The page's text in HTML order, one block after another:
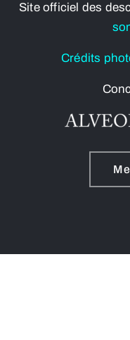
Site officiel des
Crédits